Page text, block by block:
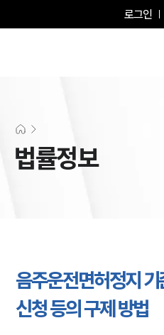
로그인
법률정보
음주운전면허정지 기
신청 등의 구제 방법